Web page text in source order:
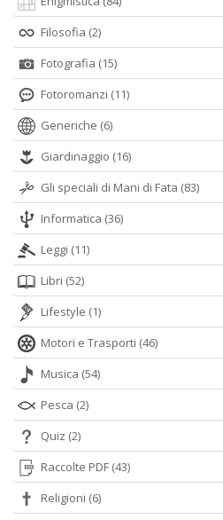
Filosofia (2)
Fotografia (15)
Fotoromanzi (11)
Generiche (6)
Giardinaggio (16)
Gli speciali di Mani di Fata (83)
Informatica (36)
Leggi (11)
Libri (52)
Lifestyle (1)
Motori e Trasporti (46)
Musica (54)
Pesca (2)
Quiz (2)
Raccolte PDF (43)
Religioni (6)